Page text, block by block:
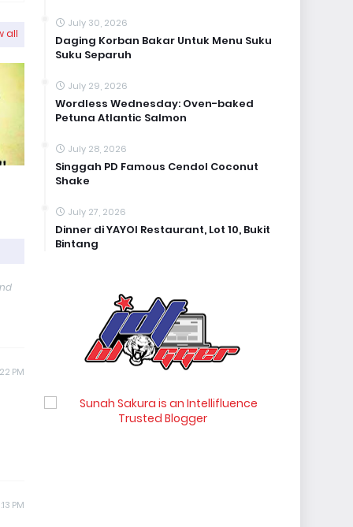
all
PM
PM
July 30, 2026
Daging Korban Bakar Untuk Menu Suku
Suku Separuh
July 29, 2026
Wordless Wednesday: Oven-baked
Petuna Atlantic Salmon
July 28, 2026
Singgah PD Famous Cendol Coconut
Shake
July 27, 2026
Dinner di YAYOI Restaurant, Lot 10, Bukit
Bintang